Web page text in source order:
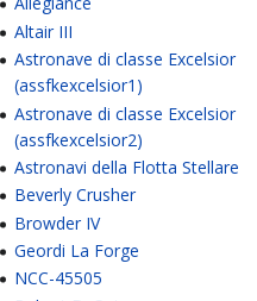
Altair III
Astronave di classe Excelsior
(assfkexcelsior1)
Astronave di classe Excelsior
(assfkexcelsior2)
Astronavi della Flotta Stellare
Beverly Crusher
Browder IV
Geordi La Forge
NCC-45505